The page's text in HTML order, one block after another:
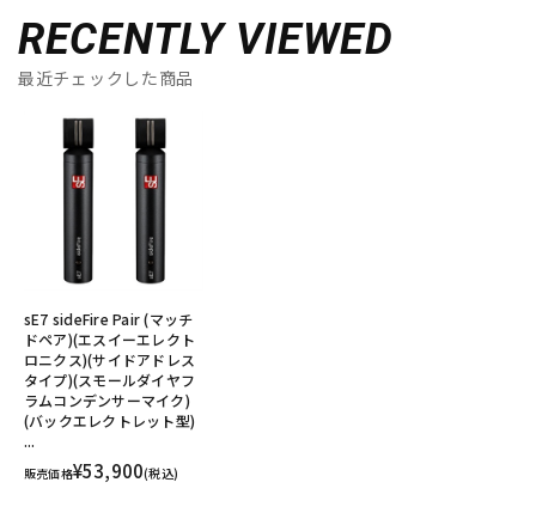
RECENTLY VIEWED
最近チェックした商品
sE7 sideFire Pair (マッチ
ドペア)(エスイーエレクト
ロニクス)(サイドアドレス
タイプ)(スモールダイヤフ
ラムコンデンサーマイク)
(バックエレクトレット型)
...
販売価格¥53,900(税込)